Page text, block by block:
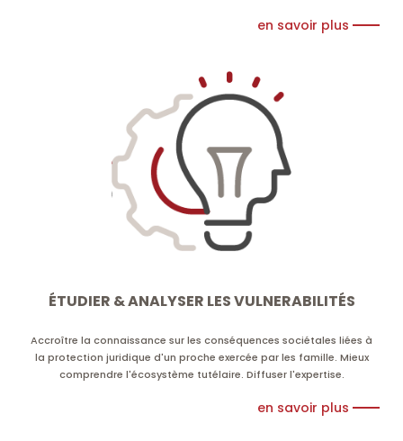
en savoir plus
ÉTUDIER & ANALYSER LES VULNERABILITÉS
Accroître la connaissance sur les conséquences sociétales liées à
la protection juridique d'un proche exercée par les famille. Mieux
comprendre l'écosystème tutélaire. Diffuser l'expertise.
en savoir plus